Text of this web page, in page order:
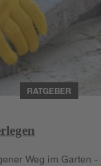
RATGEBER
Weg im Garten -